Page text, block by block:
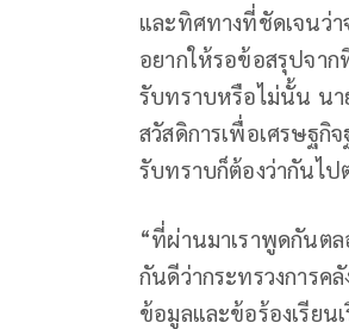
และทิศทางที่ชัดเจนว่
อยากให้รอข้อสรุปจา
รับทราบหรือไม่นั้น นา
สวัสดิการเพื่อเศรษฐกิ
รับทราบก็ต้องว่ากันไ
“ที่ผ่านมาเราพูดกันต
กันดีว่ากระทรวงการค
ข้อมูลและข้อร้องเรียน